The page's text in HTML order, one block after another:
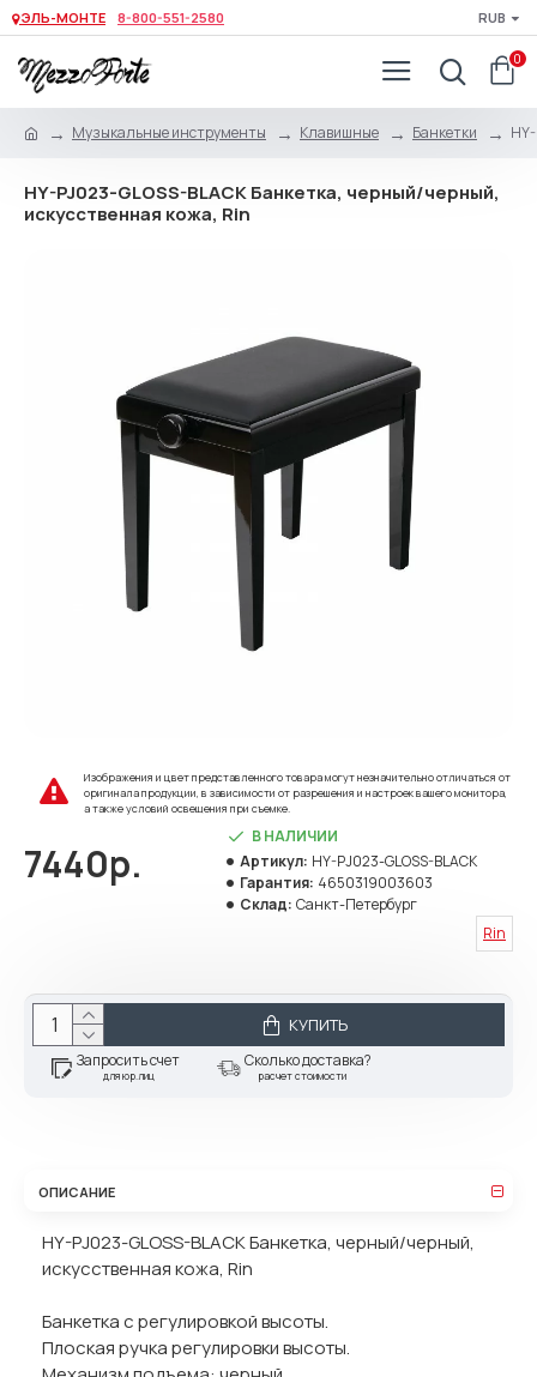
ЭЛЬ-МОНТЕ 8-800-551-2580 RUB
0
Музыкальные инструменты Клавишные Банкетки
HY-PJ023-GLOSS-BLACK Банкетка, черный/черный,
искусственная кожа, Rin
Изображения и цвет представленного товара могут незначительно отличаться от
оригинала продукции, в зависимости от разрешения и настроек вашего монитора,
а также условий освещения при съемке.
7440р.
В НАЛИЧИИ
Артикул: HY-PJ023-GLOSS-BLACK
Гарантия: 4650319003603
Склад: Санкт-Петербург
Rin
КУПИТЬ
Запросить счет
для юр.лиц
Сколько доставка?
расчет стоимости
ОПИСАНИЕ
HY-PJ023-GLOSS-BLACK Банкетка, черный/черный,
искусственная кожа, Rin
Банкетка с регулировкой высоты.
Плоская ручка регулировки высоты.